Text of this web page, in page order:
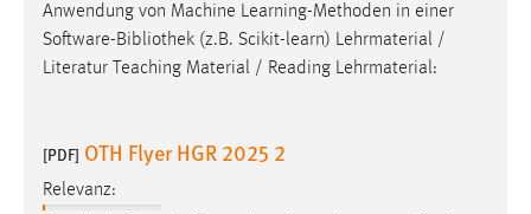
Anwendung von Machine Learning-Methoden in einer
Software-Bibliothek (z.B. Scikit-learn) Lehrmaterial /
Literatur Teaching Material / Reading Lehrmaterial:
[PDF] OTH Flyer HGR 2025 2
Relevanz: